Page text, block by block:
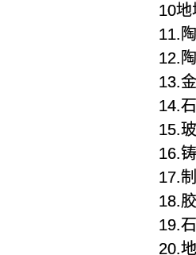
10
11.
12.
13.
14.
15.
16.
17.
18.
19.
20.